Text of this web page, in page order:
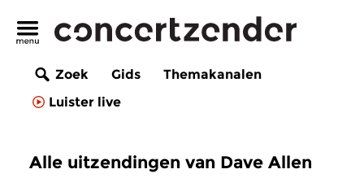
Zoek Gids
Themakanalen
Luister live
Alle uitzendingen van Dave Allen